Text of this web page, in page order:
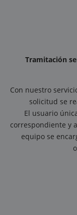
Tramitación
Con nuestro
solicitud se
El usuario
correspondiente y
equipo se